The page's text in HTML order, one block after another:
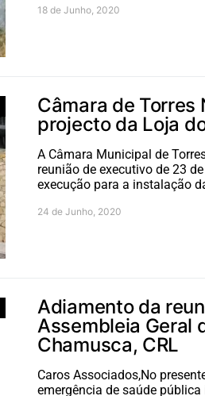
18 de Junho, 2020
Câmara de Torres
projecto da Loja
A Câmara Municipal de
reunião de executivo de 23
execução para a instalação
24 de Junho, 2020
Adiamento da
Assembleia Geral
Chamusca, CRL
Caros Associados,No
emergência de saúde